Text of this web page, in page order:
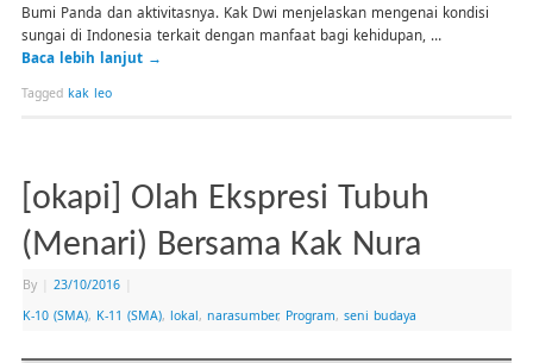
Bumi Panda dan aktivitasnya. Kak Dwi menjelaskan mengenai kondisi
sungai di Indonesia terkait dengan manfaat bagi kehidupan, …
Baca lebih lanjut →
Tagged kak leo
[okapi] Olah Ekspresi Tubuh
(Menari) Bersama Kak Nura
By 23/10/2016
K-10 (SMA), K-11 (SMA), lokal, narasumber, Program, seni budaya